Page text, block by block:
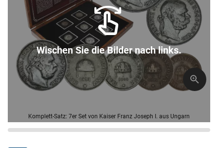
Komplett-Satz: 7er Set von Kaiser Franz Joseph I. aus Ungarn
Wischen Sie die Bilder nach links.